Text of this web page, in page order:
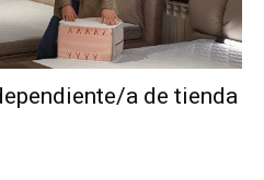
a de tienda